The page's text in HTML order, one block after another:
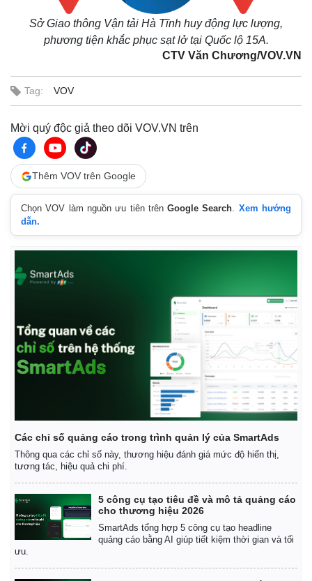
Kinh tế
Bất động sản
Thị trường
Giá vàng
Sở Giao thông Vận tải Hà Tĩnh huy động lực lượng,
phương tiện khắc phục sạt lở tại Quốc lộ 15A.
CTV Văn Chương/VOV.VN
Tag: VOV
Mời quý độc giả theo dõi VOV.VN trên
Thêm VOV trên Google
Chọn VOV làm nguồn ưu tiên trênGoogle Search. Xem hướng
dẫn.
Các chỉ số quảng cáo trong trình quản lý của SmartAds
Thông qua các chỉ số này, thương hiệu đánh giá mức độ hiển thị,
tương tác, hiệu quả chi phí.
5 công cụ tạo tiêu đề và mô tả quảng cáo
cho thương hiệu 2026
SmartAds tổng hợp 5 công cụ tạo headline
quảng cáo bằng AI giúp tiết kiệm thời gian và tối
ưu.